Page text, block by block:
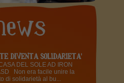
DIVENTA SOLIDARIETA'
DEL SOLE AD IRON
Non era facile unire la
di solidarietà al bu...